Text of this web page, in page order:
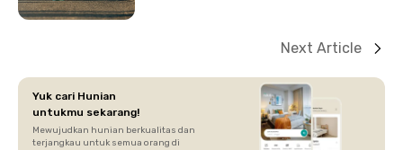
Next Article
Yuk cari Hunian
untukmu sekarang!
Mewujudkan hunian berkualitas dan
terjangkau untuk semua orang di